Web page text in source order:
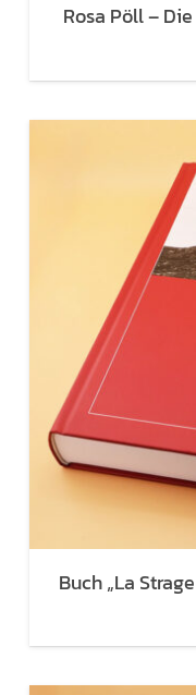
Rosa Pöll –
Buch „La